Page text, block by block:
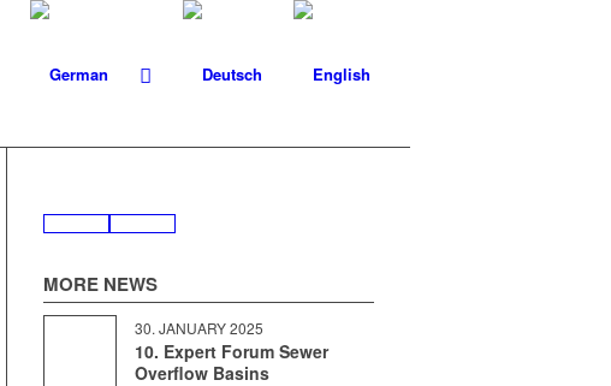
MORE NEWS
30. JAN­U­ARY 2025
10. Expert Forum Sewer
Overflow Basins